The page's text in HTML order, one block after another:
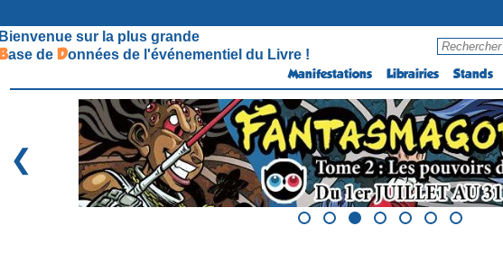
Bienvenue sur la plus grande
ase de Données de l'événementiel du Livre !
Manifestations
Librairies Stands
❮